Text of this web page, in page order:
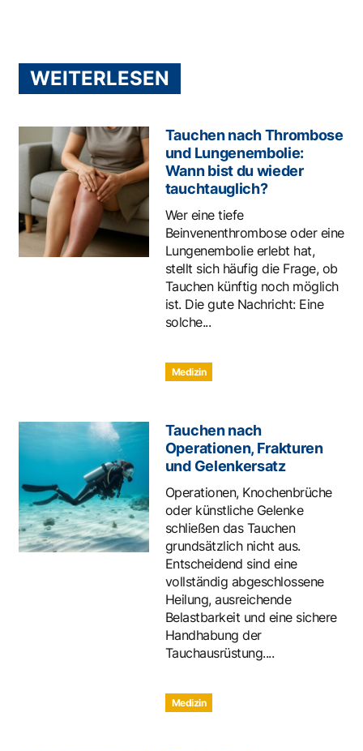
WEITERLESEN
Tauchen nach Thrombose
und Lungenembolie:
Wann bist du wieder
tauchtauglich?
Wer eine tiefe
Beinvenenthrombose oder eine
Lungenembolie erlebt hat,
stellt sich häufig die Frage, ob
Tauchen künftig noch möglich
ist. Die gute Nachricht: Eine
solche...
Medizin
Tauchen nach
Operationen, Frakturen
und Gelenkersatz
Operationen, Knochenbrüche
oder künstliche Gelenke
schließen das Tauchen
grundsätzlich nicht aus.
Entscheidend sind eine
vollständig abgeschlossene
Heilung, ausreichende
Belastbarkeit und eine sichere
Handhabung der
Tauchausrüstung....
Medizin